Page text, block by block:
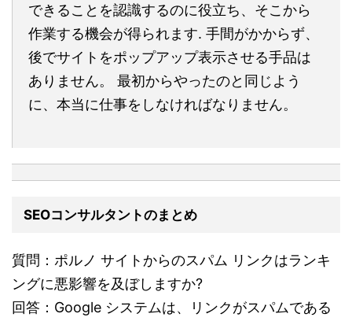
できることを認識するのに役立ち、そこから
作業する機会が得られます. 手間がかからず、
後でサイトをポップアップ表示させる手品は
ありません。 最初からやったのと同じよう
に、本当に仕事をしなければなりません。
SEOコンサルタントのまとめ
質問：ポルノ サイトからのスパム リンクはランキ
ングに悪影響を及ぼしますか?
回答：Google システムは、リンクがスパムである